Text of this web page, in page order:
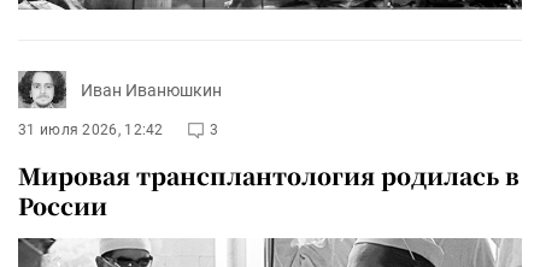
Иван Иванюшкин
31 июля 2026, 12:42 3
Мировая трансплантология родилась в
России